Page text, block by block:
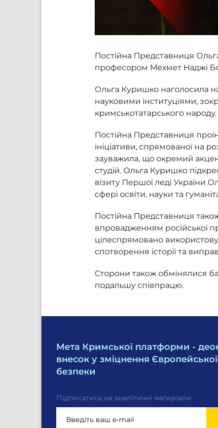
Постійна Представниця
професором Мехмет Наджі
Ольга Куришко наголосила
науковими інституціями,
кримськотатарського народу.
Постійна Представниця
ініціативи, спрямованої на
зауважила, що окремий
студій. Ольга Куришко
візиту Першої леді України
сфері освіти, науки та
Постійна Представниця
впровадженням російської
цілеспрямовано
спотворення історії та
Сторони також обмінялися
подальшу співпрацю.
Мета Кримської платформи -
внесок у зміцнення
безпеки
Підписатись на аналітичні матеріали